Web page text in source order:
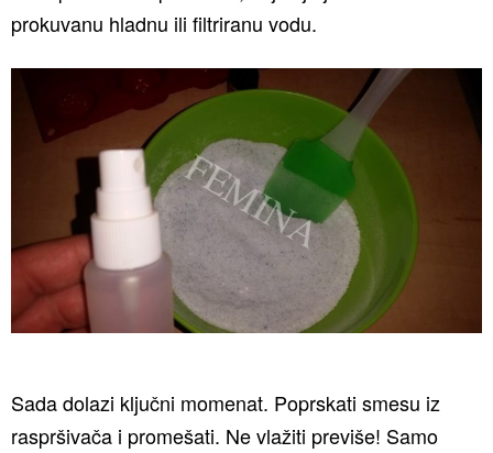
prokuvanu hladnu ili filtriranu vodu.
Sada dolazi ključni momenat. Poprskati smesu iz
raspršivača i promešati. Ne vlažiti previše! Samo